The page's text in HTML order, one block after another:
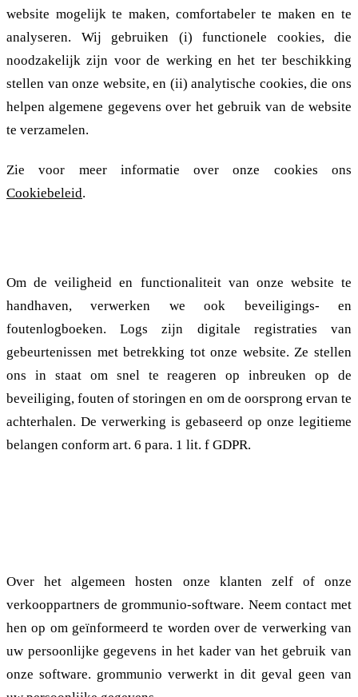
website mogelijk te maken, comfortabeler te maken en te
analyseren. Wij gebruiken (i) functionele cookies, die
noodzakelijk zijn voor de werking en het ter beschikking
stellen van onze website, en (ii) analytische cookies, die ons
helpen algemene gegevens over het gebruik van de website
te verzamelen.
Zie voor meer informatie over onze cookies ons
Cookiebeleid.
Om de veiligheid en functionaliteit van onze website te
handhaven, verwerken we ook beveiligings- en
foutenlogboeken. Logs zijn digitale registraties van
gebeurtenissen met betrekking tot onze website. Ze stellen
ons in staat om snel te reageren op inbreuken op de
beveiliging, fouten of storingen en om de oorsprong ervan te
achterhalen. De verwerking is gebaseerd op onze legitieme
belangen conform art. 6 para. 1 lit. f GDPR.
Over het algemeen hosten onze klanten zelf of onze
verkooppartners de grommunio-software. Neem contact met
hen op om geïnformeerd te worden over de verwerking van
uw persoonlijke gegevens in het kader van het gebruik van
onze software. grommunio verwerkt in dit geval geen van